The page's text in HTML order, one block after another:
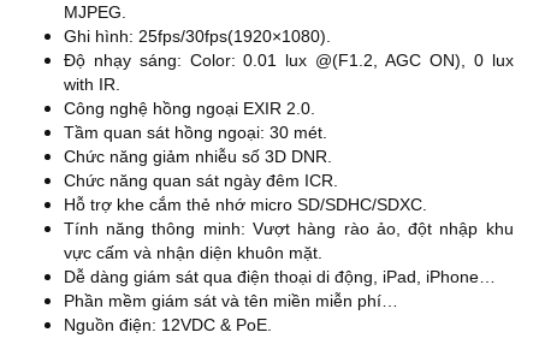
MJPEG.
Ghi hình: 25fps/30fps(1920×1080).
Độ nhạy sáng: Color: 0.01 lux @(F1.2, AGC ON), 0 lux
with IR.
Công nghệ hồng ngoại EXIR 2.0.
Tầm quan sát hồng ngoại: 30 mét.
Chức năng giảm nhiễu số 3D DNR.
Chức năng quan sát ngày đêm ICR.
Hỗ trợ khe cắm thẻ nhớ micro SD/SDHC/SDXC.
Tính năng thông minh: Vượt hàng rào ảo, đột nhập khu
vực cấm và nhận diện khuôn mặt.
Dễ dàng giám sát qua điện thoại di động, iPad, iPhone…
Phần mềm giám sát và tên miền miễn phí…
Nguồn điện: 12VDC & PoE.